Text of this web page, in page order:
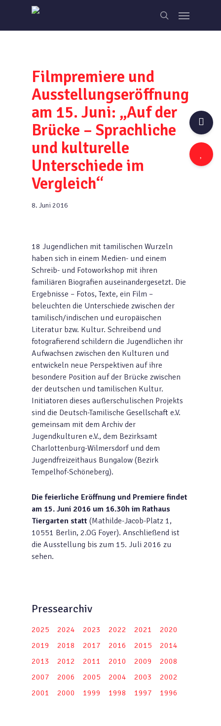
main
search
Menu
Filmpremiere und
Ausstellungseröffnung
am 15. Juni: „Auf der
Brücke – Sprachliche
und kulturelle
Unterschiede im
Vergleich“
8. Juni 2016
18 Jugendlichen mit tamilischen Wurzeln
haben sich in einem Medien- und einem
Schreib- und Fotoworkshop mit ihren
familiären Biografien auseinandergesetzt. Die
Ergebnisse – Fotos, Texte, ein Film –
beleuchten die Unterschiede zwischen der
tamilisch/indischen und europäischen
Literatur bzw. Kultur. Schreibend und
fotografierend schildern die Jugendlichen ihr
Aufwachsen zwischen den Kulturen und
entwickeln neue Perspektiven auf ihre
besondere Position auf der Brücke zwischen
der deutschen und tamilischen Kultur.
Initiatoren dieses außerschulischen Projekts
sind die Deutsch-Tamilische Gesellschaft e.V.
gemeinsam mit dem Archiv der
Jugendkulturen e.V., dem Bezirksamt
Charlottenburg-Wilmersdorf und dem
Jugendfreizeithaus Bungalow (Bezirk
Tempelhof-Schöneberg).
Die feierliche Eröffnung und Premiere findet
am 15. Juni 2016 um 16.30h im Rathaus
Tiergarten statt (Mathilde-Jacob-Platz 1,
10551 Berlin, 2.OG Foyer). Anschließend ist
die Ausstellung bis zum 15. Juli 2016 zu
sehen.
Pressearchiv
2025 2024 2023 2022 2021
2020
2019
2018 2017 2016 2015
2014
2013
2012 2011 2010 2009
2008
2007
2006 2005 2004 2003
2002
2001
2000 1999 1998 1997 1996